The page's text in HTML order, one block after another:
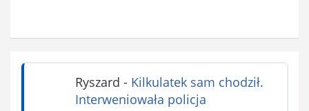
Ryszard - Kilkulatek sam chodził.
Interweniowała policja